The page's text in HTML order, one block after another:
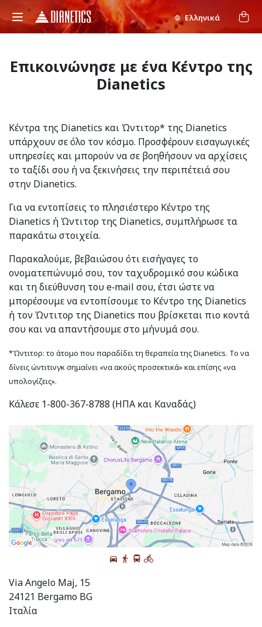
Ελληνικά
Επικοινώνησε με ένα Κέντρο της
Dianetics
Κέντρα της Dianetics και Ώντιτορ* της Dianetics
υπάρχουν σε όλο τον κόσμο. Προσφέρουν εισαγωγικές
υπηρεσίες και μπορούν να σε βοηθήσουν να αρχίσεις
το ταξίδι σου ή να ξεκινήσεις την περιπέτειά σου
στην Dianetics.
Για να εντοπίσεις το πλησιέστερο Κέντρο της
Dianetics ή Ώντιτορ της Dianetics, συμπλήρωσε τα
παρακάτω στοιχεία.
Παρακαλούμε, βεβαιώσου ότι εισήγαγες το
ονοματεπώνυμό σου, τον ταχυδρομικό σου κώδικα
και τη διεύθυνση του e‑mail σου, έτσι ώστε να
μπορέσουμε να εντοπίσουμε το Κέντρο της Dianetics
ή τον Ώντιτορ της Dianetics που βρίσκεται πιο κοντά
σου και να απαντήσουμε στο μήνυμά σου.
*Ώντιτορ: το άτομο που παραδίδει τη θεραπεία της Dianetics. Το να
δίνεις ώντιτινγκ σημαίνει «να ακούς προσεκτικά» και επίσης «να
υπολογίζεις».
Κάλεσε 1-800-367-8788 (ΗΠΑ και Καναδάς)
Via Angelo Maj, 15
24121 Bergamo BG
Ιταλία